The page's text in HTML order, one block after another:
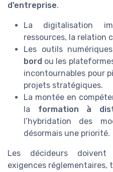
d’entreprise.
La digitalisation
ressources, la relation
Les outils
bord ou les
incontournables pour
projets stratégiques.
La montée en
la formation à
l’hybridation des
désormais une priorité.
Les décideurs
exigences réglementaires,